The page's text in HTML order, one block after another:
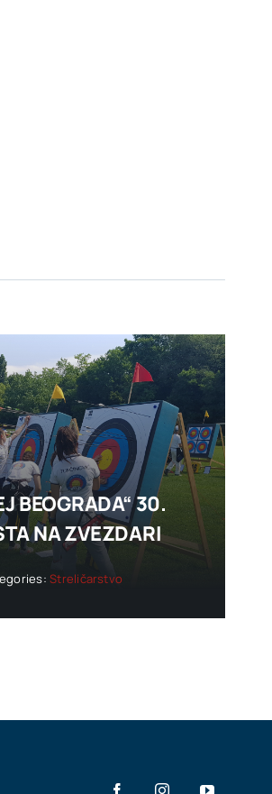
BEOGRADA“ 30.
NA ZVEZDARI
Streličarstvo